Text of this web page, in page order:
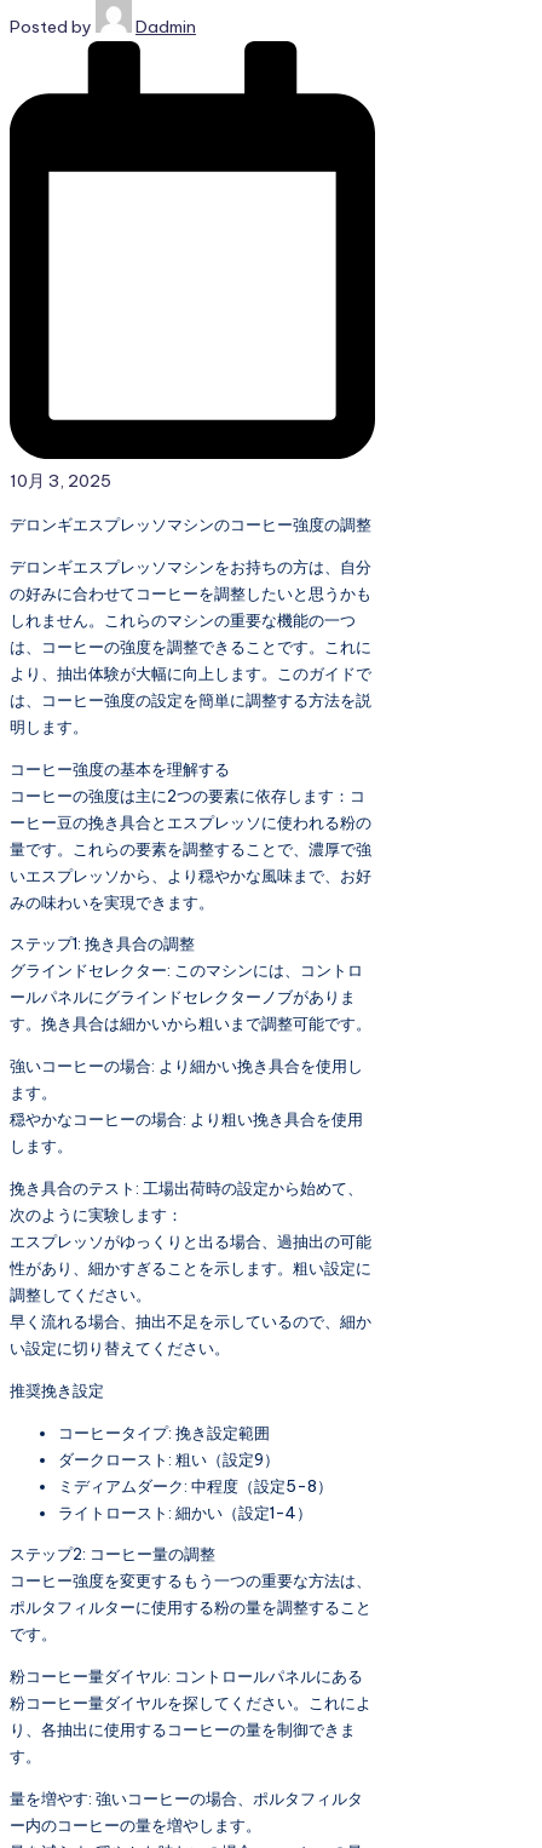
Posted by Dadmin
10月 3, 2025
デロンギエスプレッソマシンのコーヒー強度の調整
デロンギエスプレッソマシンをお持ちの方は、自分
の好みに合わせてコーヒーを調整したいと思うかも
しれません。これらのマシンの重要な機能の一つ
は、コーヒーの強度を調整できることです。これに
より、抽出体験が大幅に向上します。このガイドで
は、コーヒー強度の設定を簡単に調整する方法を説
明します。
コーヒー強度の基本を理解する
コーヒーの強度は主に2つの要素に依存します：コ
ーヒー豆の挽き具合とエスプレッソに使われる粉の
量です。これらの要素を調整することで、濃厚で強
いエスプレッソから、より穏やかな風味まで、お好
みの味わいを実現できます。
ステップ1: 挽き具合の調整
グラインドセレクター: このマシンには、コントロ
ールパネルにグラインドセレクターノブがありま
す。挽き具合は細かいから粗いまで調整可能です。
強いコーヒーの場合: より細かい挽き具合を使用し
ます。
穏やかなコーヒーの場合: より粗い挽き具合を使用
します。
挽き具合のテスト: 工場出荷時の設定から始めて、
次のように実験します：
エスプレッソがゆっくりと出る場合、過抽出の可能
性があり、細かすぎることを示します。粗い設定に
調整してください。
早く流れる場合、抽出不足を示しているので、細か
い設定に切り替えてください。
推奨挽き設定
コーヒータイプ: 挽き設定範囲
ダークロースト: 粗い（設定9）
ミディアムダーク: 中程度（設定5-8）
ライトロースト: 細かい（設定1-4）
ステップ2: コーヒー量の調整
コーヒー強度を変更するもう一つの重要な方法は、
ポルタフィルターに使用する粉の量を調整すること
です。
粉コーヒー量ダイヤル: コントロールパネルにある
粉コーヒー量ダイヤルを探してください。これによ
り、各抽出に使用するコーヒーの量を制御できま
す。
量を増やす: 強いコーヒーの場合、ポルタフィルタ
ー内のコーヒーの量を増やします。